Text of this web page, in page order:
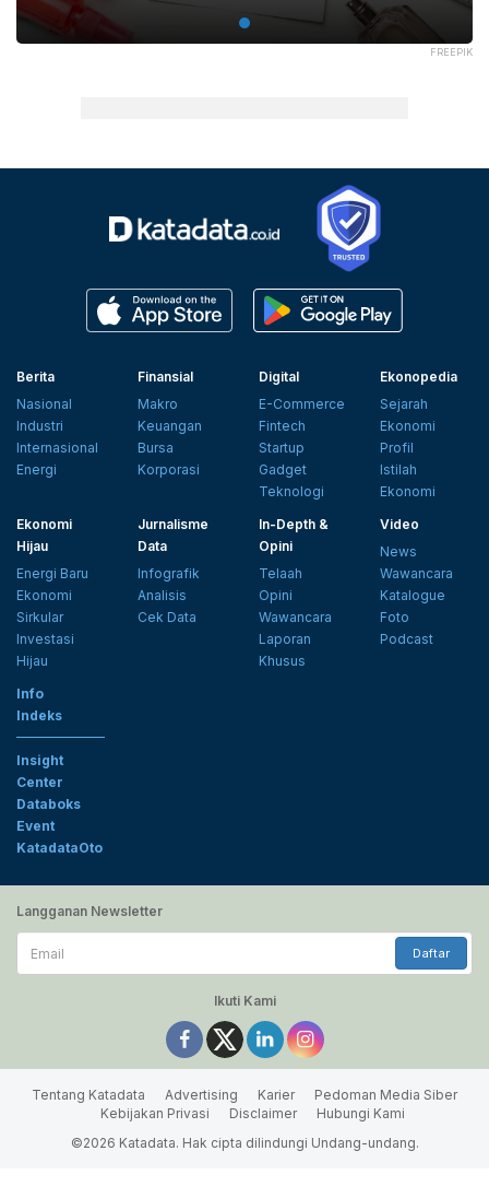
FREEPIK
Berita
Nasional
Industri
Internasional
Energi
Finansial
Makro
Keuangan
Bursa
Korporasi
Digital
E-Commerce
Fintech
Startup
Gadget
Teknologi
Ekonopedia
Sejarah
Ekonomi
Profil
Istilah
Ekonomi
Ekonomi
Hijau
Energi Baru
Ekonomi
Sirkular
Investasi
Hijau
Jurnalisme
Data
Infografik
Analisis
Cek Data
In-Depth &
Opini
Telaah
Opini
Wawancara
Laporan
Khusus
Video
News
Wawancara
Katalogue
Foto
Podcast
Info
Indeks
Insight
Center
Databoks
Event
KatadataOto
Langganan Newsletter
Email
Daftar
Ikuti Kami
Tentang Katadata Advertising Karier
Pedoman Media Siber
Kebijakan Privasi
Disclaimer
Hubungi Kami
©2026 Katadata. Hak cipta dilindungi Undang-undang.